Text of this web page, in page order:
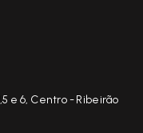
e 6, Centro - Ribeirão